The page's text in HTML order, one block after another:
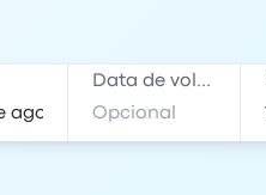
Data de volta